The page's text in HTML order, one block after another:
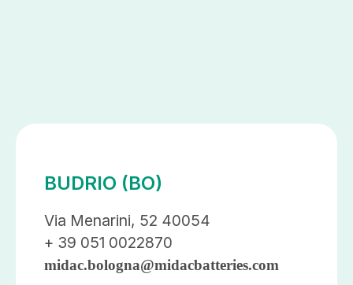
BUDRIO (BO)
Via Menarini, 52 40054
+ 39 051 0022870
midac.bologna@midacbatteries.com